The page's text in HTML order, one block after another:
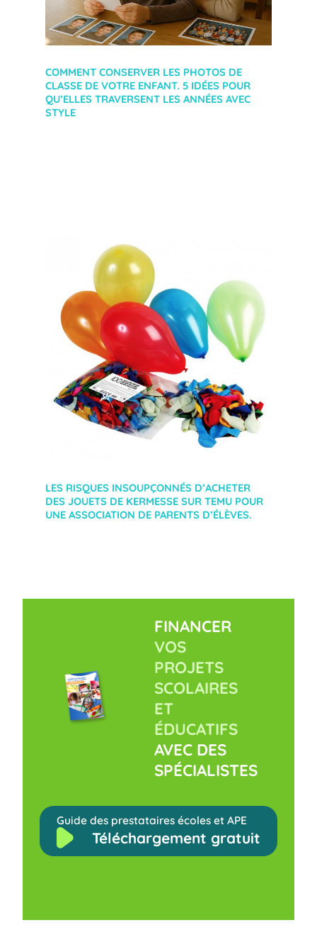
COMMENT CONSERVER LES PHOTOS DE
CLASSE DE VOTRE ENFANT. 5 IDÉES POUR
QU’ELLES TRAVERSENT LES ANNÉES AVEC
STYLE
LES RISQUES INSOUPÇONNÉS D’ACHETER
DES JOUETS DE KERMESSE SUR TEMU POUR
UNE ASSOCIATION DE PARENTS D’ÉLÈVES.
FINANCER
VOS
PROJETS
SCOLAIRES
ET
ÉDUCATIFS
AVEC DES
SPÉCIALISTES
Guide des prestataires écoles et APE
Téléchargement gratuit